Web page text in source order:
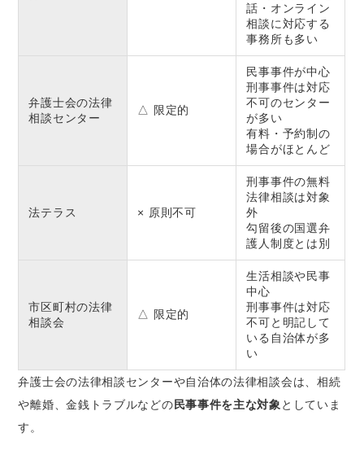
話・オンライン
相談に対応する
事務所も多い
弁護士会の法律
相談センター
△ 限定的
民事事件が中心
刑事事件は対応
不可のセンター
が多い
有料・予約制の
場合がほとんど
法テラス × 原則不可
刑事事件の無料
法律相談は対象
外
勾留後の国選弁
護人制度とは別
市区町村の法律
相談会
△ 限定的
生活相談や民事
中心
刑事事件は対応
不可と明記して
いる自治体が多
い
弁護士会の法律相談センターや自治体の法律相談会は、相続
や離婚、金銭トラブルなどの民事事件を主な対象 としていま
す。